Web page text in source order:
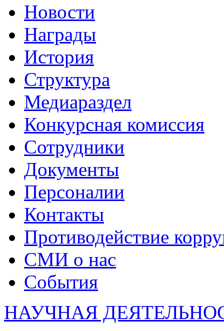
Новости
Награды
История
Структура
Медиараздел
Конкурсная комиссия
Сотрудники
Документы
Персоналии
Контакты
Противодействие
СМИ о нас
События
НАУЧНАЯ